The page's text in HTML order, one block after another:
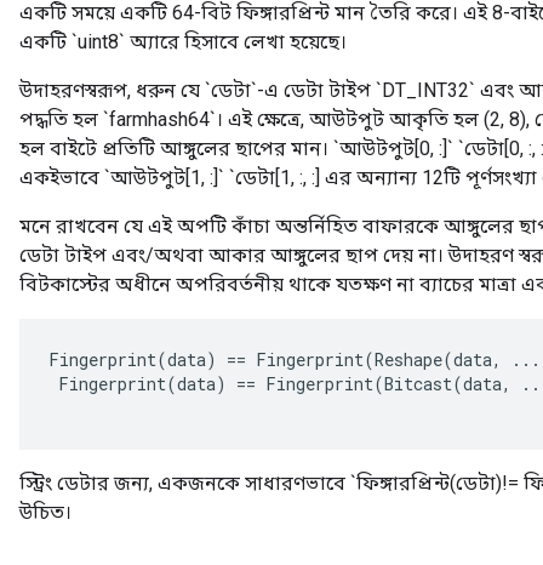
একটি সময়ে একটি 64-বিট ফিঙ্গারপ্রিন্ট মান তৈরি করে। এই 8-
একটি `uint8` অ্যারে হিসাবে লেখা হয়েছে।
উদাহরণস্বরূপ, ধরুন যে `ডেটা`-এ ডেটা টাইপ `DT_INT32` এবং
পদ্ধতি হল `farmhash64`। এই ক্ষেত্রে, আউটপুট আকৃতি হল (2, 8),
হল বাইটে প্রতিটি আঙ্গুলের ছাপের মান। `আউটপুট[0, :]` `ডেটা[0, :,
একইভাবে `আউটপুট[1, :]` `ডেটা[1, :, :] এর অন্যান্য 12টি পূর্ণসংখ্যা
মনে রাখবেন যে এই অপটি কাঁচা অন্তর্নিহিত বাফারকে আঙ্গুলের
ডেটা টাইপ এবং/অথবা আকার আঙ্গুলের ছাপ দেয় না। উদাহরণ
বিটকাস্টের অধীনে অপরিবর্তনীয় থাকে যতক্ষণ না ব্যাচের মাত্রা
Fingerprint(data) == Fingerprint(Reshape(data,
Fingerprint(data) == Fingerprint(Bitcast(data,
স্ট্রিং ডেটার জন্য, একজনকে সাধারণভাবে `ফিঙ্গারপ্রিন্ট(ডেটা)!=
উচিত।